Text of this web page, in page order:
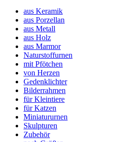
aus Keramik
aus Porzellan
aus Metall
aus Holz
aus Marmor
Naturstoffurnen
mit Pfötchen
von Herzen
Gedenklichter
Bilderrahmen
für Kleintiere
für Katzen
Miniatururnen
Skulpturen
Zubehör